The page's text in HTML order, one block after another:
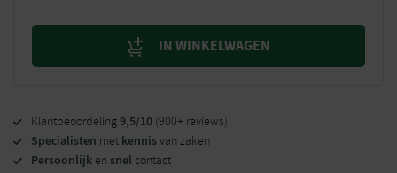
IN WINKELWAGEN
Klantbeoordeling9,5/10 (900+ reviews)
Specialisten met kennisvan zaken
Persoonlijk en snel contact